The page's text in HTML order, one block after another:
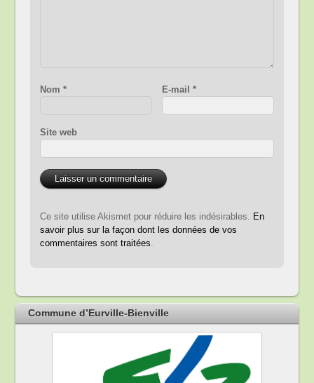
Nom* E-mail *
Site web
Ce site utilise Akismet pour réduire les indésirables.
En
savoir plus sur la façon dont les données de vos
commentaires sont traitées
Commune d’Eurville-Bienville